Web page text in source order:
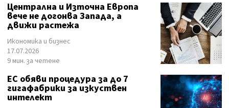
Централна и Източна Европа
вече не догонва Запада, а
движи растежа
Икономика и бизнес
17.07.2026
9 мин. за четене
ЕС обяви процедура за до 7
гигафабрики за изкуствен
интелект